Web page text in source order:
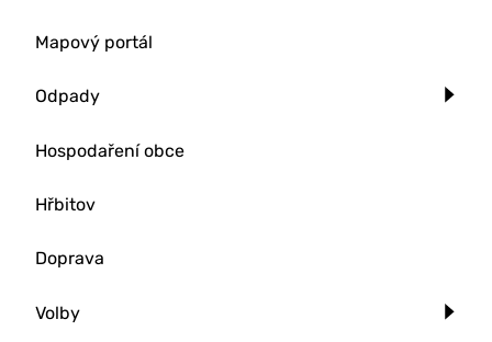
Mapový portál
Odpady
Hospodaření obce
Hřbitov
Doprava
Volby